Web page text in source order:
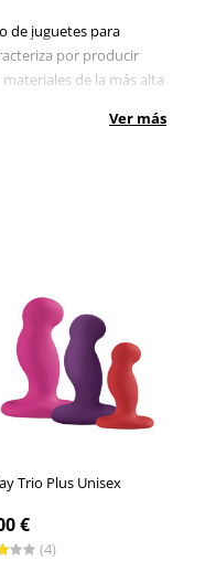
de juguetes para
por producir
de la más alta
funcional,
Ver más
Trio Plus Unisex
€
(4)